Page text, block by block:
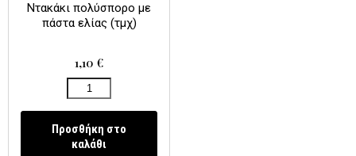
Ντακάκι πολύσπορο με
πάστα ελίας (τμχ)
1,10 €
Προσθήκη στο
καλάθι